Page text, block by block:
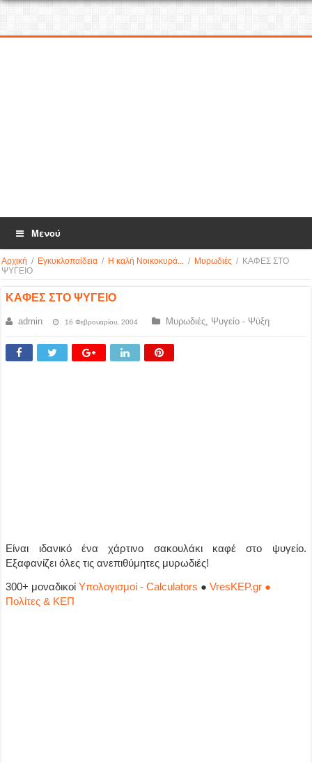
Μενού
Αρχική / Εγκυκλοπαίδεια / Η καλή Νοικοκυρά... / Μυρωδιές / ΚΑΦΕΣ ΣΤΟ
ΨΥΓΕΙΟ
ΚΑΦΕΣ ΣΤΟ ΨΥΓΕΙΟ
admin 16 Φεβρουαρίου, 2004 Μυρωδιές, Ψυγείο - Ψύξη
Είναι ιδανικό ένα χάρτινο σακουλάκι καφέ στο ψυγείο.
Εξαφανίζει όλες τις ανεπιθύμητες μυρωδιές!
300+ μοναδικοίΥπολογισμοί - Calculators ●VresKEP.gr ●
Πολίτες & ΚΕΠ